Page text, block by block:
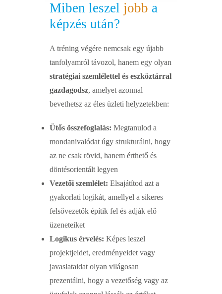
Miben leszel jobb a
képzés után?
A tréning végére nemcsak egy újabb
tanfolyamról távozol, hanem egy olyan
stratégiai szemlélettel és eszköztárral
gazdagodsz, amelyet azonnal
bevethetsz az éles üzleti helyzetekben:
Ütős összefoglalás: Megtanulod a
mondanivalódat úgy strukturálni, hogy
az ne csak rövid, hanem érthető és
döntésorientált legyen
Vezetői szemlélet: Elsajátítod azt a
gyakorlati logikát, amellyel a sikeres
felsővezetők építik fel és adják elő
üzeneteiket
Logikus érvelés: Képes leszel
projektjeidet, eredményeidet vagy
javaslataidat olyan világosan
prezentálni, hogy a vezetőség vagy az